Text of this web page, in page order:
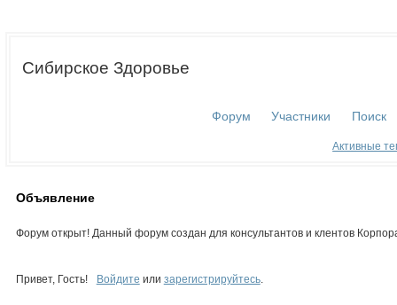
Сибирское Здоровье
Форум Участники Поиск
Активные
Объявление
Форум открыт! Данный форум создан для консультантов и клентов
Привет, Гость! Войдите или зарегистрируйтесь.